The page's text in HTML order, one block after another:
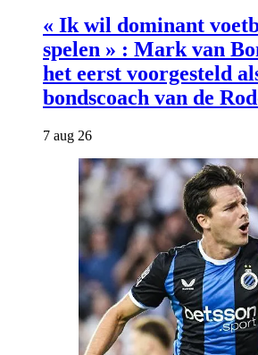
« Ik wil dominant
spelen » : Mark van
het eerst voorgesteld
bondscoach van de
7 aug 26